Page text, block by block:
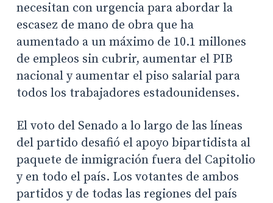
necesitan con urgencia para abordar la
escasez de mano de obra que ha
aumentado a un máximo de 10.1 millones
de empleos sin cubrir, aumentar el PIB
nacional y aumentar el piso salarial para
todos los trabajadores estadounidenses.
El voto del Senado a lo largo de las líneas
del partido desafió el apoyo bipartidista al
paquete de inmigración fuera del Capitolio
y en todo el país. Los votantes de ambos
partidos y de todas las regiones del país